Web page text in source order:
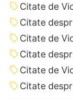
Citate de
Citate
Citate de
Citate
Citate de
Citate